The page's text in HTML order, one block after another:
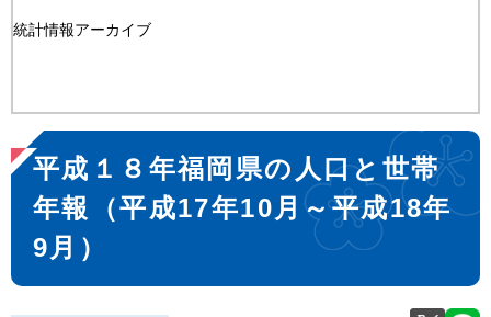
文統計情報アーカイブ
本
文
平成１８年福岡県の人口と世帯
年報（平成17年10月～平成18年
9月）